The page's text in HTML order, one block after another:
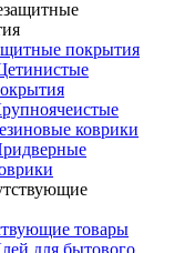
покрытия
коврики
товары
для бытового